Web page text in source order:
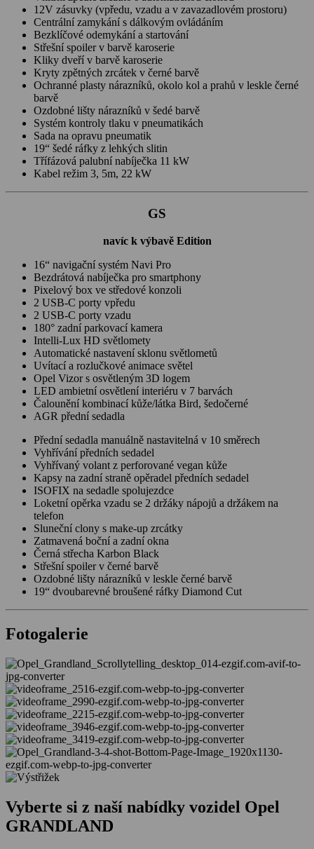
12V zásuvky (vpředu, vzadu a v zavazadlovém prostoru)
Centrální zamykání s dálkovým ovládáním
Bezklíčové odemykání a startování
Střešní spoiler v barvě karoserie
Kliky dveří v barvě karoserie
Kryty zpětných zrcátek v černé barvě
Ochranné plasty nárazníků, okolo kol a prahů v leskle černé
barvě
Ozdobné lišty nárazníků v šedé barvě
Systém kontroly tlaku v pneumatikách
Sada na opravu pneumatik
19“ šedé ráfky z lehkých slitin
Třífázová palubní nabíječka 11 kW
Kabel režim 3, 5m, 22 kW
GS
navíc k výbavě Edition
16“ navigační systém Navi Pro
Bezdrátová nabíječka pro smartphony
Pixelový box ve středové konzoli
2 USB-C porty vpředu
2 USB-C porty vzadu
180° zadní parkovací kamera
Intelli-Lux HD světlomety
Automatické nastavení sklonu světlometů
Uvítací a rozlučkové animace světel
Opel Vizor s osvětleným 3D logem
LED ambietní osvětlení interiéru v 7 barvách
Čalounění kombinací kůže/látka Bird, šedočerné
AGR přední sedadla
Přední sedadla manuálně nastavitelná v 10 směrech
Vyhřívání předních sedadel
Vyhřívaný volant z perforované vegan kůže
Kapsy na zadní straně opěradel předních sedadel
ISOFIX na sedadle spolujezdce
Loketní opěrka vzadu se 2 držáky nápojů a držákem na
telefon
Sluneční clony s make-up zrcátky
Zatmavená boční a zadní okna
Černá střecha Karbon Black
Střešní spoiler v černé barvě
Ozdobné lišty nárazníků v leskle černé barvě
19“ dvoubarevné broušené ráfky Diamond Cut
Fotogalerie
Vyberte si z naší nabídky vozidel Opel
GRANDLAND